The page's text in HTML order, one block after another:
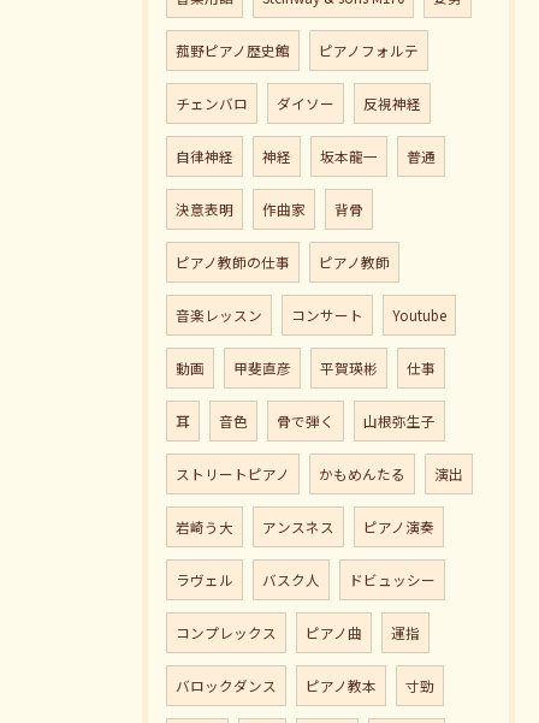
菰野ピアノ歴史館 ピアノフォルテ
チェンバロ ダイソー 反視神経
自律神経 神経 坂本龍一 普通
決意表明 作曲家 背骨
ピアノ教師の仕事 ピアノ教師
音楽レッスン コンサート Youtube
動画 甲斐直彦 平賀瑛彬 仕事
耳 音色 骨で弾く 山根弥生子
ストリートピアノ かもめんたる 演出
岩崎う大 アンスネス ピアノ演奏
ラヴェル バスク人 ドビュッシー
コンプレックス ピアノ曲 運指
バロックダンス ピアノ教本 寸勁